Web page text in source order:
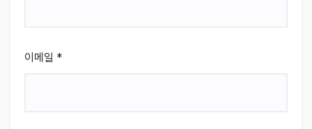
이메일 *